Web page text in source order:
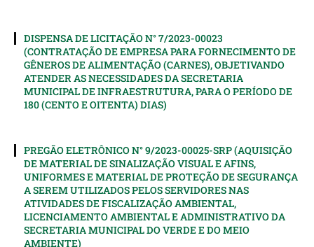
DISPENSA DE LICITAÇÃO N° 7/2023-00023
(CONTRATAÇÃO DE EMPRESA PARA FORNECIMENTO DE
GÊNEROS DE ALIMENTAÇÃO (CARNES), OBJETIVANDO
ATENDER AS NECESSIDADES DA SECRETARIA
MUNICIPAL DE INFRAESTRUTURA, PARA O PERÍODO DE
180 (CENTO E OITENTA) DIAS)
PREGÃO ELETRÔNICO N° 9/2023-00025-SRP (AQUISIÇÃO
DE MATERIAL DE SINALIZAÇÃO VISUAL E AFINS,
UNIFORMES E MATERIAL DE PROTEÇÃO DE SEGURANÇA
A SEREM UTILIZADOS PELOS SERVIDORES NAS
ATIVIDADES DE FISCALIZAÇÃO AMBIENTAL,
LICENCIAMENTO AMBIENTAL E ADMINISTRATIVO DA
SECRETARIA MUNICIPAL DO VERDE E DO MEIO
AMBIENTE)